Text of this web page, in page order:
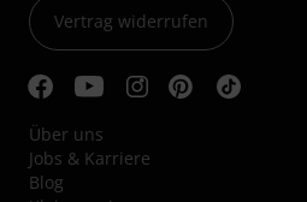
Vertrag widerrufen
Über uns
Jobs & Karriere
Blog